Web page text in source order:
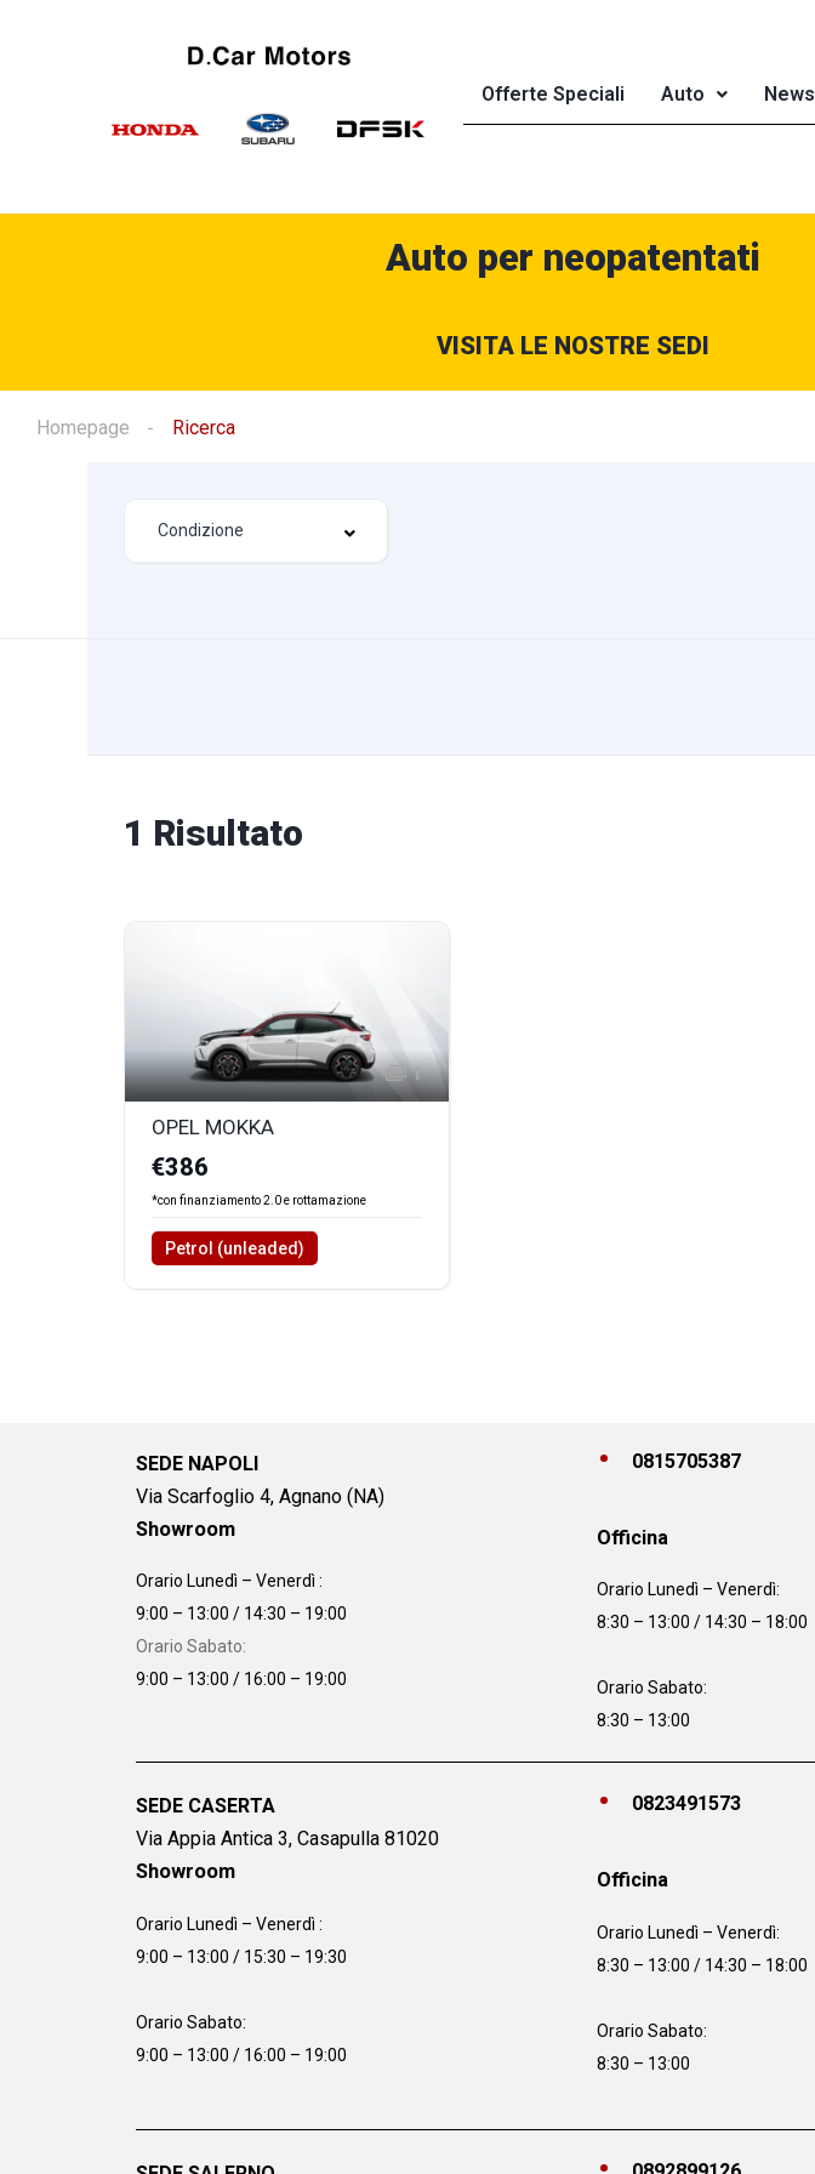
Offerte Speciali Auto News
Auto per neopatentati
VISITA LE NOSTRE SEDI
Homepage Ricerca
1 Risultato
1
OPEL MOKKA
€386
*con finanziamento 2.0 e rottamazione
Petrol (unleaded)
SEDE NAPOLI
Via Scarfoglio 4, Agnano (NA)
Showroom
Orario Lunedì – Venerdì :
9:00 – 13:00 / 14:30 – 19:00
Orario Sabato:
9:00 – 13:00 / 16:00 – 19:00
0815705387
Officina
Orario Lunedì – Venerdì:
8:30 – 13:00 / 14:30 – 18:00
Orario Sabato:
8:30 – 13:00
SEDE CASERTA
Via Appia Antica 3, Casapulla 81020
Showroom
Orario Lunedì – Venerdì :
9:00 – 13:00 / 15:30 – 19:30
Orario Sabato:
9:00 – 13:00 / 16:00 – 19:00
0823491573
Officina
Orario Lunedì – Venerdì:
8:30 – 13:00 / 14:30 – 18:00
Orario Sabato:
8:30 – 13:00